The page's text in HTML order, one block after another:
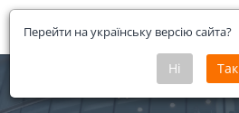
Меню
Перейти на українську версію сайта?
Ні Так